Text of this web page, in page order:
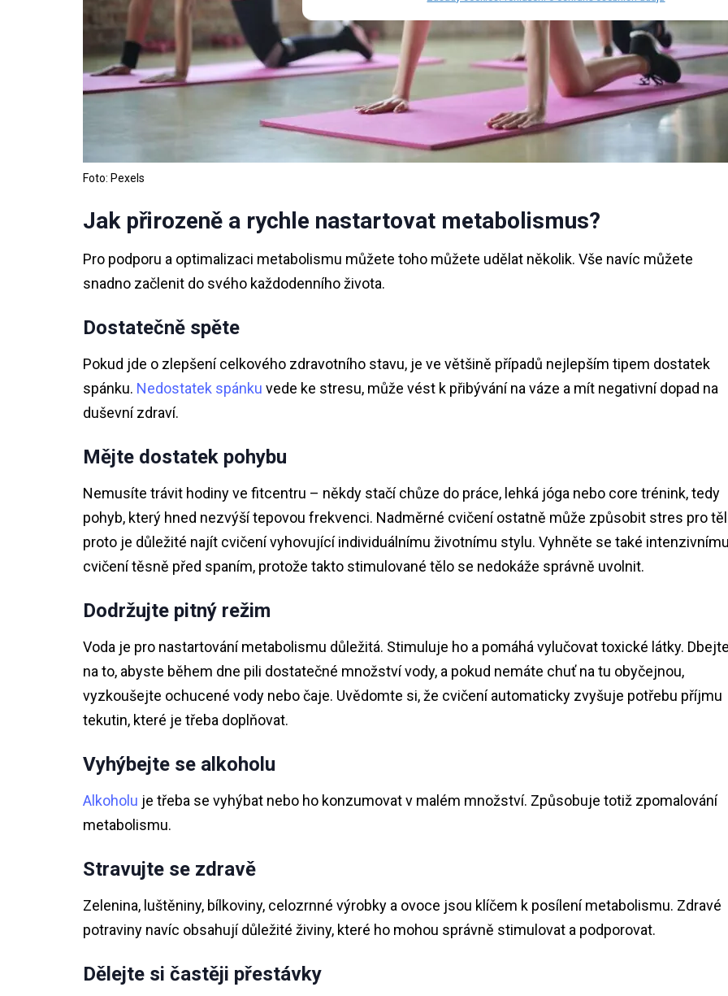
Foto: Pexels
Jak přirozeně a rychle nastartovat metabolismus?
Pro podporu a optimalizaci metabolismu můžete toho můžete udělat několik. Vše navíc můžete
snadno začlenit do svého každodenního života.
Dostatečně spěte
Pokud jde o zlepšení celkového zdravotního stavu, je ve většině případů nejlepším tipem dostatek
spánku. Nedostatek spánku vede ke stresu, může vést k přibývání na váze a mít negativní dopad na
duševní zdraví.
Mějte dostatek pohybu
Nemusíte trávit hodiny ve fitcentru – někdy stačí chůze do práce, lehká jóga nebo core trénink, tedy
pohyb, který hned nezvýší tepovou frekvenci. Nadměrné cvičení ostatně může způsobit stres pro
proto je důležité najít cvičení vyhovující individuálnímu životnímu stylu. Vyhněte se také
cvičení těsně před spaním, protože takto stimulované tělo se nedokáže správně uvolnit.
Dodržujte pitný režim
Voda je pro nastartování metabolismu důležitá. Stimuluje ho a pomáhá vylučovat toxické látky.
na to, abyste během dne pili dostatečné množství vody, a pokud nemáte chuť na tu obyčejnou,
vyzkoušejte ochucené vody nebo čaje. Uvědomte si, že cvičení automaticky zvyšuje potřebu příjmu
tekutin, které je třeba doplňovat.
Vyhýbejte se alkoholu
Alkoholu je třeba se vyhýbat nebo ho konzumovat v malém množství. Způsobuje totiž zpomalování
metabolismu.
Stravujte se zdravě
Zelenina, luštěniny, bílkoviny, celozrnné výrobky a ovoce jsou klíčem k posílení metabolismu. Zdravé
potraviny navíc obsahují důležité živiny, které ho mohou správně stimulovat a podporovat.
Dělejte si častěji přestávky